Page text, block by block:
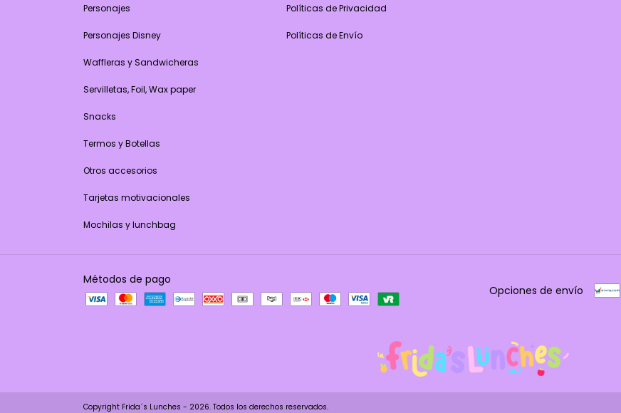
Personajes
Personajes Disney
Waffleras y Sandwicheras
Servilletas, Foil, Wax paper
Snacks
Termos y Botellas
Otros accesorios
Tarjetas motivacionales
Mochilas y lunchbag
Políticas de Privacidad
Políticas de Envío
Métodos de pago
Opciones de envío
Copyright Frida´s Lunches - 2026. Todos los derechos reservados.